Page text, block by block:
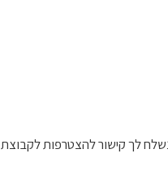
לך קישור להצטרפות לקבוצת